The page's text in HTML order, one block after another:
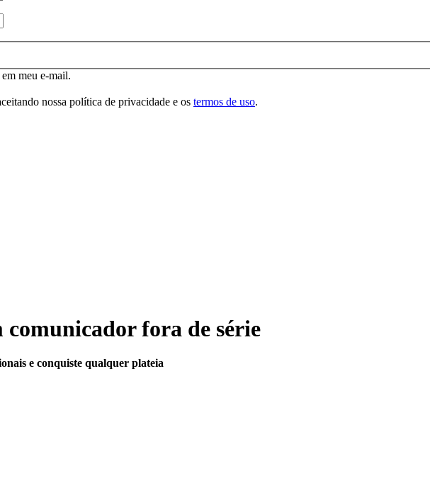
meu e-mail.
nossa política de privacidade e os termos de uso.
fora de série
e conquiste qualquer plateia